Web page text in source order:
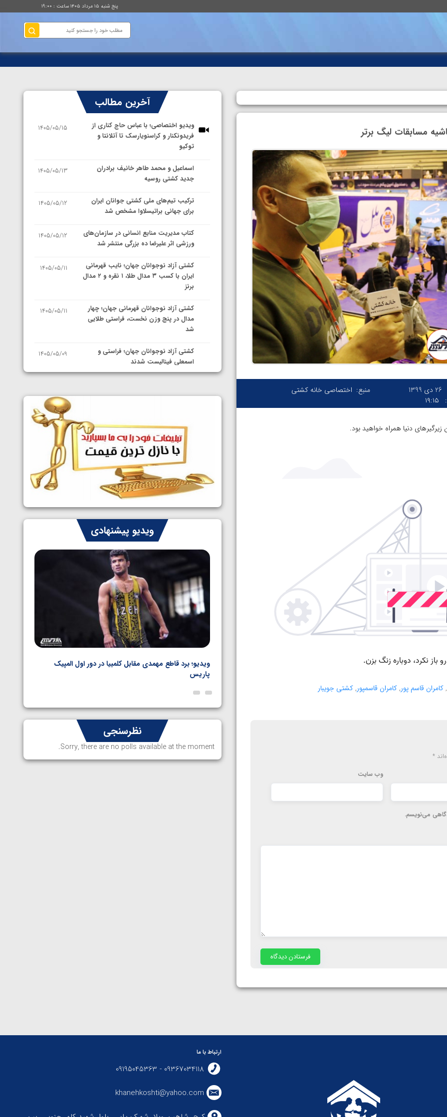
پنج شنبه ۱۵ مرداد ۱۴۰۵ ساعت : ۱۹:۰۰
مسابقات لیگ برتر
26 دی 1399
۱۹:۱۵
منبع: اختصاصی خانه کشتی
زیرگیرهای دنیا همراه خواهید بود.
,کامران قاسم پور,کامران قاسمپور,کشتی جویبار
*
وب‌ سایت
می‌نویسم.
آخرین مطالب
ویدیو اختصاصی؛ با عباس حاج کناری از
فریدونکنار و کراسنویارسک تا آتلانتا و
توکیو
1405/05/15
اسماعیل و محمد طاهر خانیف برادران
جدید کشتی روسیه
1405/05/13
ترکیب تیم‌های ملی کشتی جوانان ایران
برای جهانی براتیسلاوا مشخص شد
1405/05/12
کتاب مدیریت منابع انسانی در سازمان‌های
ورزشی اثر علیرضا ده بزرگی منتشر شد
1405/05/12
کشتی آزاد نوجوانان جهان؛ نایب قهرمانی
ایران با کسب ۳ مدال طلا، ۱ نقره و ۲ مدال
برنز
1405/05/11
کشتی آزاد نوجوانان قهرمانی جهان؛ چهار
مدال در پنج وزن نخست، فراستی طلایی
شد
1405/05/11
کشتی آزاد نوجوانان جهان؛ فراستی و
اسمعلی فینالیست شدند
1405/05/09
نمایندگان ایران مشخص شدند
سوم برای ایران
1405/05/07
ایران چشم به راه چهار مدال در پنج وزن
دوم کشتی فرنگی نوجوانان جهان
1405/05/06
ویدیو پیشنهادی
مقابل
ویدیو؛ پیروزی هادی ساروی مقابل آرتور الکسانیان در فینال
ویدیو؛ برد قاطع مهمدی مقابل کلمبیا در دور اول المپیک
پاریس
نظرسنجی
Sorry, there are no polls available at the moment.
ارتباط با ما
09367034118 - 09195045363
khanehkoshti@yahoo.com